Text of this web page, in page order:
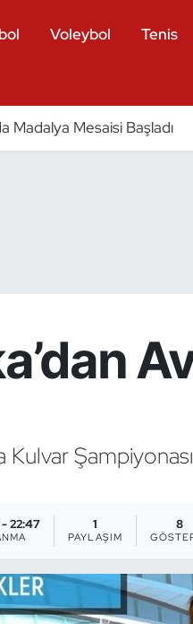
Voleybol Tenis
Madalya Mesaisi Başladı
Kulvar
- 22:47 1
PAYLAŞIM
8